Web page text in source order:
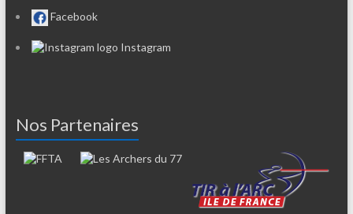
Facebook
Instagram
Nos Partenaires